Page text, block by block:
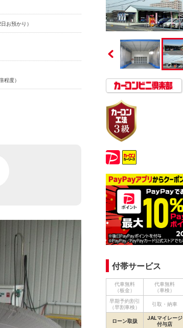
お預かり）
程度）
付帯サービス
代車無料
（板金）
代車無料
（車検）
早期予約割引
（早割車検）
引取・納車
ローン取扱
JALマイレージ
付与店